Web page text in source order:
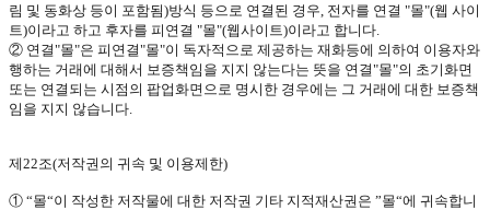
림 및 동화상 등이 포함됨)방식 등으로 연결된 경우 전자를 연결 "몰"(웹 사이
트)이라고 하고 후자를 피연결 "몰"(웹사이트)이라고 합니다
② 연결"몰"은 피연결"몰"이 독자적으로 제공하는 재화등에 의하여 이용자와
행하는 거래에 대해서 보증책임을 지지 않는다는 뜻을 연결"몰"의 초기화면
또는 연결되는 시점의 팝업화면으로 명시한 경우에는 그 거래에 대한 보증책
임을 지지 않습니다
제22조(저작권의 귀속 및 이용제한)
① “몰“이 작성한 저작물에 대한 저작권 기타 지적재산권은 ”몰“에 귀속합니